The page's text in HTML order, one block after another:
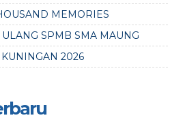
MEMORIES
SPMB SMA MAUNG
2026